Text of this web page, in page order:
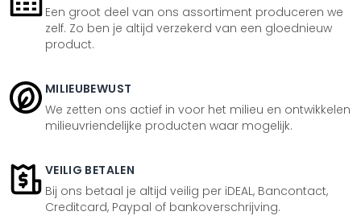
Een groot deel van ons assortiment produceren we
zelf. Zo ben je altijd verzekerd van een gloednieuw
product.
MILIEUBEWUST
We zetten ons actief in voor het milieu en ontwikkelen
milieuvriendelijke producten waar mogelijk.
VEILIG BETALEN
Bij ons betaal je altijd veilig per iDEAL, Bancontact,
Creditcard, Paypal of bankoverschrijving.